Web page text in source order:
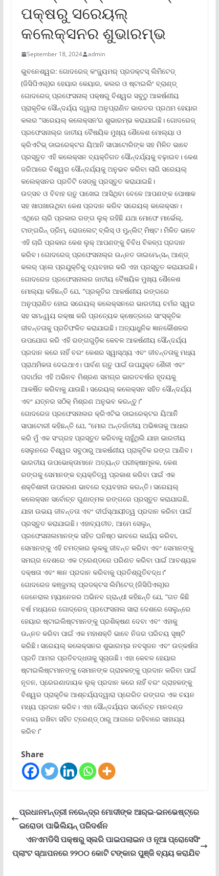
ପକ୍ଷରୁ ସରେୟଲ୍
କଲେକ୍ସନର ଶୁଭାରମ୍ଭ
September 18, 2024 admin
ଭୁବନେଶ୍ୱର: ଗୋଦରେଜ୍ କଂଜ୍ୟୁମର୍ ପ୍ରଡକ୍ଟସ୍ ଲିମିଟେଡ୍
(ଜିସିପିଏଲ୍‌)ର ହେୟାର କେୟାର, କଲର ଓ ଷ୍ଟାଇଲିଂ ବ୍ରାଣ୍ଡ୍
ଗୋଦରେଜ୍ ପ୍ରଫେସନାଲ୍ ପକ୍ଷରୁ ବିଶ୍ୱର ସବୁଠୁ ଆକର୍ଷଣୀୟ
ପ୍ରାକୃତିକ ସୌନ୍ଦର୍ଯ୍ୟ ଦ୍ୱାରା ଅନୁପ୍ରାଣିତ ଭାରତର ପ୍ରଥମ ହେୟାର
କଲର “ସରେୟଲ୍ କଲେକ୍ସନ’ର ଶୁଭାରମ୍ଭ କରାଯାଇଛି। ଗୋଦରେଜ୍
ପ୍ରଫେସନାଲ୍‌ର ଜାତୀୟ ବୈଷୟିକ ମୁଖ୍ୟ ଶୈଳେଶ ମୋଲ୍ୟା ଓ
କ୍ରିଏଟିଭ୍ ଡାଇରେକ୍ଟର ୟିଆନି ସାପାଟୋରିଙ୍କ ସହ ମିଳିତ ଭାବେ
ପ୍ରସ୍ତୁତ ଏହି କଲେକ୍ସନ ବ୍ୟକ୍ତିଗତ ସୌନ୍ଦର୍ଯ୍ୟକୁ ବଢ଼ାଇବ। କେଶ
ଜରିଆରେ ବିଶ୍ୱର ସୌନ୍ଦର୍ଯ୍ୟକୁ ଅନୁଭବ କରିବା ଲାଗି ସରେୟଲ୍
କଲେକ୍ସନର ପ୍ରତିଟି ସେଡ୍‌କୁ ପ୍ରସ୍ତୁତ କରାଯାଇଛି।
ଉତ୍ସବ ଓ ବିବାହ ଋତୁ ପାଖେଇ ଆସିଥିବା ବେଳେ ଆପଣଙ୍କ ପୋଷାକ
ସହ ଖାପଖାଉଥିବା କେଶ ପ୍ରଦାନ କରିବ ସରେୟଲ୍ କଲେକ୍ସନ।
ଏଥିରେ ଚାରି ପ୍ରକାର ରଙ୍ଗ ଲୁକ୍ ରହିଛି ଯଥା ମୋଫେ ମାର୍ଭେଲ୍‌,
ଟାଙ୍ଗରିନ୍ ଡ୍ରିମ୍‌, ରୋଜଲେଟ୍ ବ୍ଲିସ୍ ଓ ମୁନ୍‌ଲିଟ୍ ମିଷ୍ଟ। ମିଳିତ ଭାବେ
ଏହି ଚାରି ପ୍ରକାର କେଶ ଲୁକ୍ ଆପଣଙ୍କୁ ବିବିଧ ବିକଳ୍ପ ପ୍ରଦାନ
କରିବ। ଗୋଦରେଜ୍ ପ୍ରଫେସନାଲ୍‌ର ଉନ୍ନତ ଡାଇମେନ୍‌ସନ୍ ଆଣ୍ଡ୍
କଲର୍ ପ୍ଲେ ପ୍ରଯୁକ୍ତିକୁ ବ୍ୟବହାର କରି ଏହା ପ୍ରସ୍ତୁତ କରାଯାଇଛି।
ଗୋଦରେଜ ପ୍ରଫେସନାଲର ଜାତୀୟ ବୈଷୟିକ ମୁଖ୍ୟ ଶୈଳେଶ
ମୋଲ୍ୟା କହିଛନ୍ତି ଯେ, “ପ୍ରକୃତିର ଆକର୍ଷଣୀୟ ରଙ୍ଗରେ
ଅନୁପ୍ରାଣିତ ହୋଇ ସରେୟଲ୍ କଲେକ୍ସନରେ ଭାରତୀୟ ଚର୍ମର ସ୍ୱର
ସହ ସମନ୍ୱୟ ରକ୍ଷା କରି ପ୍ରତ୍ୟେକ କ୍ଷେତ୍ରରେ ସାଂସ୍କୃତିକ
ଜୀବନ୍ତତାକୁ ପ୍ରତିଫଳିତ କରାଯାଇଛି। ଅତ୍ୟାଧୁନିକ ଜ୍ଞାନକୌଶଳର
ଉପଯୋଗ କରି ଏହି ରଙ୍ଗଗୁଡ଼ିକ କେବଳ ଆକର୍ଷଣୀୟ ସୌନ୍ଦର୍ଯ୍ୟ
ପ୍ରଦାନ କରେ ନାହିଁ ବରଂ କେଶର ସ୍ୱାସ୍ଥ୍ୟ ଏବଂ ଜୀବନ୍ତତାକୁ ମଧ୍ୟ
ପ୍ରାଥମିକତା ଦେଇଥାଏ। ପାର୍ବଣ ଋତୁ ପାଇଁ ଉପଯୁକ୍ତ ଶୈଳୀ ଏବଂ
ପଦାର୍ଥର ଏହି ଅଭିନବ ମିଶ୍ରଣ ସମଗ୍ର ଭାରତବର୍ଷର ହୃଦୟକୁ
ଆକର୍ଷିତ କରିବାକୁ ଯାଉଛି। ସରେୟଲ୍ କଲେକ୍ସନ ସହିତ ସୌନ୍ଦର୍ଯ୍ୟ
ଏବଂ ଯତ୍ନର ସଠିକ୍ ମିଶ୍ରଣ ଅନୁଭବ କରନ୍ତୁ।’’
ଗୋଦରେଜ ପ୍ରଫେସନାଲର କ୍ରିଏଟିଭ ଡାଇରେକ୍ଟର ୟିଆନିି
ସାପାଟୋରୀ କହିଛନ୍ତି ଯେ, “ମୋର ଅନ୍ତର୍ଜାତୀୟ ଅଭିଜ୍ଞତାକୁ ଆଧାର
କରି ମୁଁ ଏକ ସଂଗ୍ରହ ପ୍ରସ୍ତୁତ କରିବାକୁ ଚାହୁଁଥିଲି ଯାହା ଭାରତୀୟ
ସେଲୁନରେ ବିଶ୍ୱର ସବୁଠାରୁ ଆକର୍ଷଣୀୟ ପ୍ରାକୃତିକ ରଙ୍ଗ ଆଣିବ।
ଭାରତୀୟ ଉପଭୋକ୍ତାମାନେ ଅତ୍ୟନ୍ତ ପରୀକ୍ଷାମୂଳକ, କେଶ
ରଙ୍ଗକୁ ସେମାନଙ୍କ ବ୍ୟକ୍ତିତ୍ୱ ପ୍ରକାଶ କରିବା ପାଇଁ ଏକ
ଶକ୍ତିଶାଳୀ ଉପକରଣ ଭାବରେ ବ୍ୟବହାର କରନ୍ତି। ସରେୟଲ୍
କଲେକ୍ସନ ସର୍ବୋଚ୍ଚ ଗୁଣାତ୍ମକ ରଙ୍ଗରେ ପ୍ରସ୍ତୁତ କରାଯାଇଛି,
ଯାହା ଉଭୟ ଜୀବନ୍ତତା ଏବଂ ଦୀର୍ଘସ୍ଥାୟୀତ୍ୱ ପ୍ରଦାନ କରିବା ପାଇଁ
ପ୍ରସ୍ତୁତ କରାଯାଇଛି। ଏହାବ୍ୟତୀତ, ଆମେ ସେଲୁନ୍
ପ୍ରଫେସନାଲମାନଙ୍କ ସହିତ ଘନିଷ୍ଠ ଭାବରେ କାର୍ଯ୍ୟ କରିବା,
ସେମାନଙ୍କୁ ଏହି ଚମତ୍କାର ଲୁକକୁ ଜୀବନ୍ତ କରିବା ଏବଂ ସେମାନଙ୍କୁ
ସମଗ୍ର ଦେଶରେ ଏକ ଟ୍ରେଣ୍ଡରେ ପରିଣତ କରିବା ପାଇଁ ଆବଶ୍ୟକ
ଦକ୍ଷତା ଏବଂ ଜ୍ଞାନ ପ୍ରଦାନ କରିବାକୁ ପ୍ରତିଶ୍ରୁତିବଦ୍ଧ।’’
ଗୋଦରେଜ କଞ୍ଜୁମର୍ ପ୍ରଡକ୍ଟସ ଲିମିଟେଡ୍ (ଜିସିପିଏଲ୍‌)ର
ଜେନେରାଲ ମ୍ୟାନେଜର ଅଭିନବ ଗ୍ରାନ୍ଧୀ କହିଛନ୍ତି ଯେ, “ଗତ କିଛି
ବର୍ଷ ମଧ୍ୟରେ ଗୋଦ୍ରେଜ୍ ପ୍ରଫେସନାଲ ସାରା ଦେଶରେ ସେଲୁନ୍‌ରେ
ହେୟାର ଷ୍ଟାଇଲିଷ୍ଟମାନଙ୍କୁ ପ୍ରଶିକ୍ଷଣ ଦେବା ଏବଂ ଏହାକୁ
ଉନ୍ନତ କରିବା ପାଇଁ ଏକ ମହାଶକ୍ତି ଭାବେ ନିଜର ପରିଚୟ ସୃଷ୍ଟି
କରିଛି। ସରେୟଲ୍ କଲେକ୍ସନର ଶୁଭାରମ୍ଭ ନବସୃଜନ ଏବଂ ଉତ୍କର୍ଷତା
ପ୍ରତି ଆମର ପ୍ରତିବଦ୍ଧତାକୁ ସୂଚାଉଛି। ଏହା କେବଳ ହେୟାର
ଷ୍ଟାଇଲିଷ୍ଟମାନଙ୍କୁ ସେମାନଙ୍କ ଗ୍ରାହକଙ୍କୁ ପ୍ରଦାନ କରିବା ପାଇଁ
ନୂତନ, ପ୍ରେରଣାଦାୟକ ଲୁକ୍ ପ୍ରଦାନ କରେ ନାହିଁ ବରଂ ଗ୍ରାହକଙ୍କୁ
ବିଶ୍ୱର ପ୍ରାକୃତିକ ଆଶ୍ଚର୍ଯ୍ୟଦ୍ୱାରା ପ୍ରେରିତ ରଙ୍ଗର ଏକ ଚୟନ
ମଧ୍ୟ ପ୍ରଦାନ କରିବ। ଏହା ସୌନ୍ଦର୍ଯ୍ୟର ସର୍ବୋଚ୍ଚ ମାନଦଣ୍ଡ
ବଜାୟ ରଖିବା ସହିତ ଟ୍ରେଣ୍ଡ୍ ଠାରୁ ଆଗରେ ରହିବାରେ ସାହାଯ୍ୟ
କରିବ।’’
Share
ପ୍ରଧାନମନ୍ତ୍ରୀ ନରେନ୍ଦ୍ର ମୋଦୀଙ୍କ ଆର୍‌ଇ-ଇନଭେଷ୍ଟ୍‌ରେ
ଇରୋଡା ପାଭିଲିୟନ୍ ପରିଦର୍ଶନ
ଏନଏମଡିସି ପକ୍ଷରୁ ସ୍ଲରି ପାଇପଲାଇନ ଓ ନୂଆ ପ୍ରୋସେସିଂ
ପ୍ଲାଂଟ ସ୍ଥାପନରେ ୨୨୦୦ କୋଟି ଟଙ୍କାର ପୁଞ୍ଜି ବ୍ୟୟ କରାଯିବ